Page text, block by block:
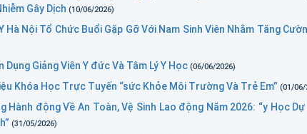
Gây Dịch (10/06/2026)
Hà Nội Tổ Chức Buổi Gặp Gỡ Với Nam Sinh Viên Nhằm Tăng
Giảng Viên Y đức Và Tâm Lý Y Học (06/06/2026)
Khóa Học Trực Tuyến “sức Khỏe Môi Trường Và Trẻ Em” (01/06/
Hành động Về An Toàn, Vệ Sinh Lao động Năm 2026: “y Học
(31/05/2026)